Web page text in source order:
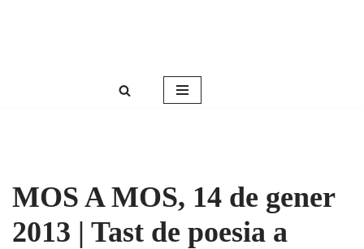
MOS A MOS, 14 de gener
2013 | Tast de poesia a